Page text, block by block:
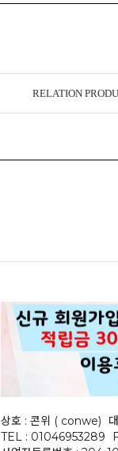
RELATION
상호 : 콘위 ( conwe)
TEL : 01046953289